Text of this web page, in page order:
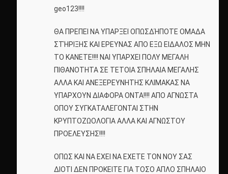
geo123!!!!
ΘΑ ΠΡΕΠΕΙ ΝΑ ΥΠΑΡΞΕΙ ΟΠΩΣΔΉΠΟΤΕ ΟΜΑΔΑ
ΣΤΉΡΙΞΗΣ ΚΑΙ ΕΡΕΥΝΑΣ ΑΠΟ ΕΞΩ ΕΙΔΑΛΟΣ ΜΗΝ
ΤΟ ΚΑΝΕΤΕ!!!! ΝΑΙ ΥΠΑΡΧΕΙ ΠΟΛΥ ΜΕΓΑΛΗ
ΠΙΘΑΝΟΤΗΤΑ ΣΕ ΤΕΤΟΙΑ ΣΠΗΛΑΙΑ ΜΕΓΑΛΗΣ
ΑΛΛΑ ΚΑΙ ΑΝΕΞΕΡΕΥΝΗΤΗΣ ΚΛΙΜΑΚΑΣ ΝΑ
ΥΠΑΡΧΟΥΝ ΔΙΑΦΟΡΑ ΟΝΤΑ!!!! ΑΠΟ ΑΓΝΩΣΤΑ
ΟΠΟΥ ΣΥΓΚΑΤΑΛΕΓΟΝΤΑΙ ΣΤΗΝ
ΚΡΥΠΤΟΖΩΟΛΟΓΙΑ ΑΛΛΑ ΚΑΙ ΑΓΝΩΣΤΟΥ
ΠΡΟΕΛΕΥΣΗΣ!!!!
ΟΠΩΣ ΚΑΙ ΝΑ ΕΧΕΙ ΝΑ ΕΧΕΤΕ ΤΟΝ ΝΟΥ ΣΑΣ
ΔΙΟΤΙ ΔΕΝ ΠΡΟΚΕΙΤΕ ΓΙΑ ΤΟΣΟ ΑΠΛΟ ΣΠΗΛΑΙΟ